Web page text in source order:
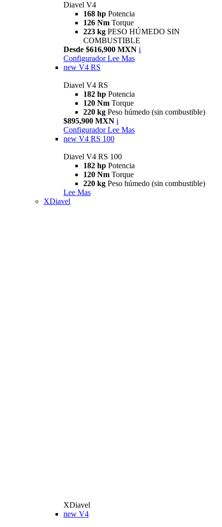
Diavel V4
168 hp Potencia
126 Nm Torque
223 kg PESO HÚMEDO SIN
COMBUSTIBLE
Desde $616,900 MXN i
Configurador Lee Mas
new V4 RS
Diavel V4 RS
182 hp Potencia
120 Nm Torque
220 kg Peso húmedo (sin combustible)
$895,900 MXN i
Configurador Lee Mas
new V4 RS 100
Diavel V4 RS 100
182 hp Potencia
120 Nm Torque
220 kg Peso húmedo (sin combustible)
Lee Mas
XDiavel
XDiavel
new V4